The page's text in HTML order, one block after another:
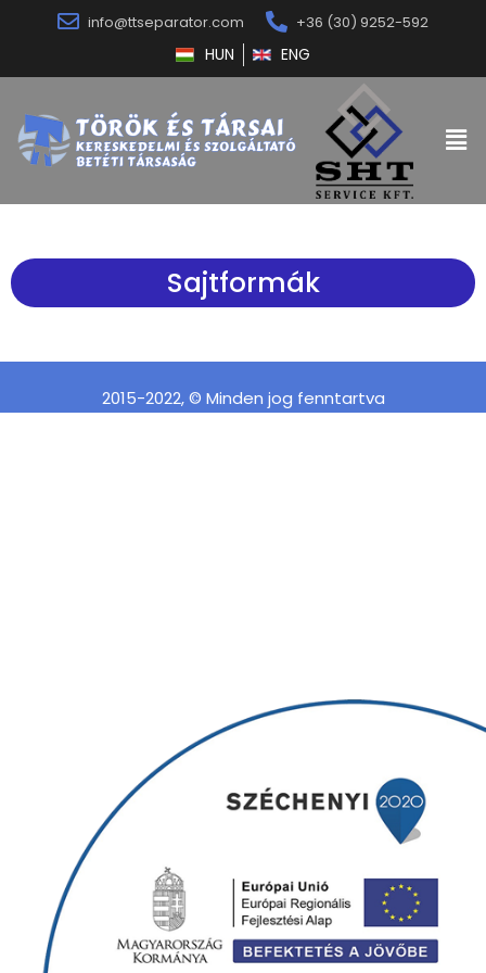
info@ttseparator.com +36 (30) 9252-592
HUN ENG
Sajtformák
2015-2022, © Minden jog fenntartva